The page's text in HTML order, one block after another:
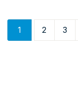
1 2 3